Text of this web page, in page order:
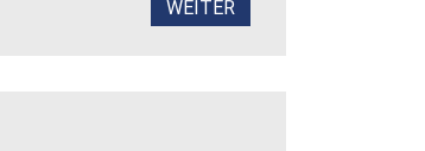
WEITER